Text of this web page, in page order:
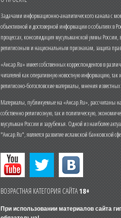
Задачами информационно-аналитического канала с
объективной и достоверной информации о событиях в
процессах, консолидация мусульманской уммы
религиозным и национальным признакам, защита
«Ансар.Ru» имеет собственных корреспондентов в
читателей как оперативную новостную информацию, так
религиозно-богословские материалы, мнения
Материалы, публикуемые на «Ансар.Ru», рассчитаны
собственно религиозную, так и политическую,
мусульман России и зарубежья. Одной из наиболее
"Ансар.Ru", является развитие исламской банковской
ВОЗРАСТНАЯ КАТЕГОРИЯ САЙТА18+
При использовании материалов сайта